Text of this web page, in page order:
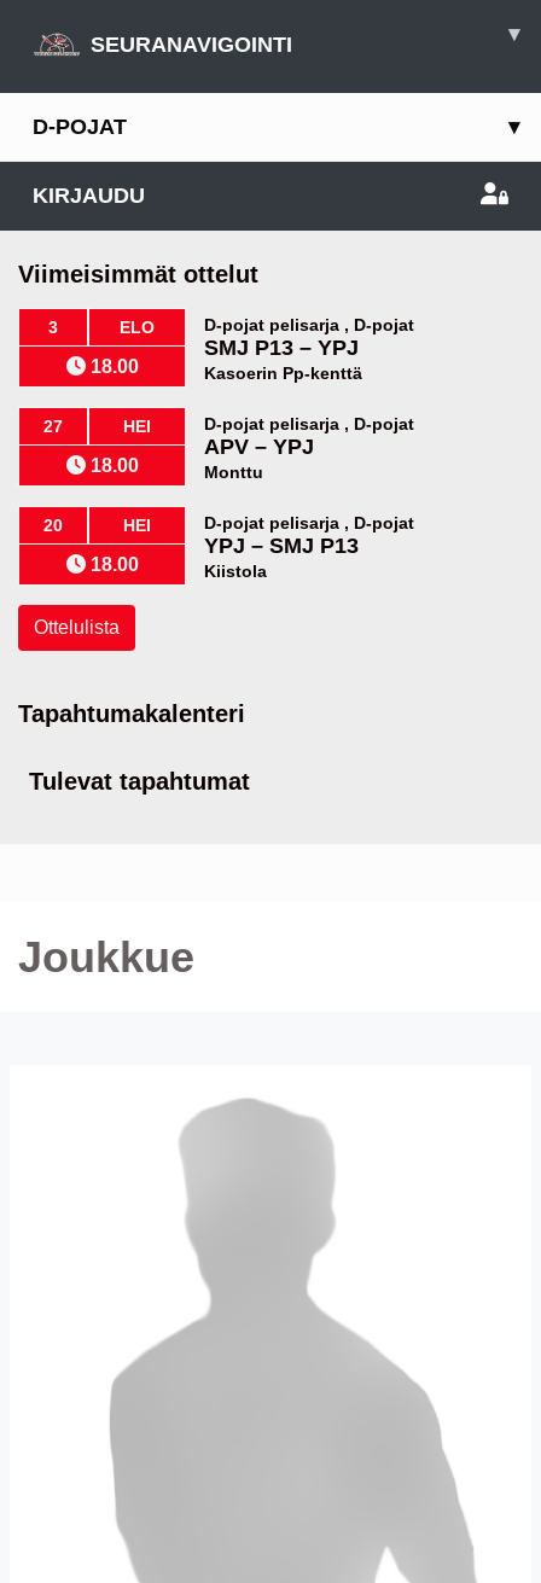
SEURANAVIGOINTI ▾
D-POJAT ▾
KIRJAUDU
Viimeisimmät ottelut
3 ELO
18.00
D-pojat pelisarja , D-pojat
SMJ P13 –YPJ
Kasoerin Pp-kenttä
27 HEI
18.00
D-pojat pelisarja , D-pojat
APV –YPJ
Monttu
20 HEI
18.00
D-pojat pelisarja , D-pojat
YPJ –SMJ P13
Kiistola
Ottelulista
Tapahtumakalenteri
Tulevat tapahtumat
Joukkue